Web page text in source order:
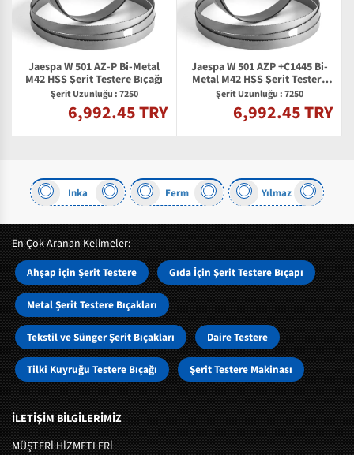
Jaespa W 501 AZ-P Bi-Metal
M42 HSS Şerit Testere Bıçağı
Şerit Uzunluğu : 7250
6,992.45 TRY
Jaespa W 501 AZP +C1445 Bi-
Metal M42 HSS Şerit Testere
Bıçağı
Şerit Uzunluğu : 7250
6,992.45 TRY
Inka Ferm Yılmaz
En Çok Aranan Kelimeler:
Ahşap için Şerit Testere Gıda İçin Şerit Testere Bıçapı
Metal Şerit Testere Bıçakları
Tekstil ve Sünger Şerit Bıçakları Daire Testere
Tilki Kuyruğu Testere Bıçağı Şerit Testere Makinası
İLETİŞİM BİLGİLERİMİZ
MÜŞTERI HIZMETLERI